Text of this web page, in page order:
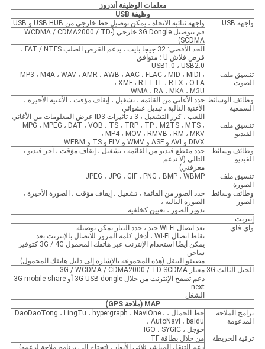
معلمات الوظيفة أندروز
وظيفة USB
واجهة USB
واجهة ثنائية الاتجاه ، يمكن توصيل خط خارجي من USB HUB و USB.
قم بتوصيل 3G Dongle خارجي (WCDMA / CDMA2000 / TD-
SCDMA)
الحد الأقصى: 32 جيجا بايت ، يدعم القرص الصلب FAT / NTFS ،
قرص فلاش U ؛ متوافق
USB1.0 ، USB2.0
تنسيق ملف
الصوت
MP3 ، M4A ، WAV ، AMR ، AWB ، AAC ، FLAC ، MID ، MIDI ،
XMF ، RTTTL ، RTX ، OTA ،
WMA ، RA ، MKA ، M3U
وظائف الوسائط
السمعية
حدد الأغاني من القائمة ، تشغيل ، إيقاف مؤقت ، الأغنية الأخيرة ،
الأغنية التالية ، تبديل عشوائي
اللعب ، كرر التشغيل ، 3 د تأثيرات ID3 عرض المعلومات من الأغاني
تنسيق ملف
الفيديو
MPG ، MPEG ، DAT ، VOB ، TS ، TRP ، TP ، M2TS ، MTS ،
MP4 ، MOV ، RMVB ، RM ، MKV ،
DIVX و AVI و ASF و WMV و FLV و TS و WEBM.
وظائف وسائط
الفيديو
حدد مقطع فيديو من القائمة ، تشغيل ، إيقاف مؤقت ، آخر فيديو ،
التالي (لا تدعم
معرفتي)
تنسيق ملف
الصورة
JPEG ، JPG ، GIF ، PNG ، BMP ، WBMP
وظائف وسائط
الصور
حدد الصور من القائمة ، تشغيل ، إيقاف مؤقت ، الصورة الأخيرة ،
الصورة التالية ،
تدوير الصور ، تعيين كخلفية.
إنترنت
واي فاي
بعد اتصال Wi-Fi جيد ، حدد التيار يمكن توصيله
نقاط اتصال Wi-Fi ، أدخل كلمة المرور للاتصال بالإنترنت بعد
يمكن أيضًا استخدام الإنترنت عبر هاتفك المحمول 3G / 4G كتوفير
ساخن
مضيفو التنقل (هذه المجموعة بالإشارة إلى دليل هاتفك المحمول)
الجيل الثالث 3G
معيار 3G / WCDMA / CDMA2000 / TD-SCDMA
دعم تصفح الإنترنت من خلال 3G USB dongle أو 3G mobile share
next
الشغل
MAP (ملاحة GPS)
برامج الملاحة
المدعومة
خط الجمال ، DaoDaoTong ، LingTu ، hypergraph ، NaviOne ،
AutoNavi ، baidu ،
جوجل ، IGO ، SYGIC
ترقية الخريطة
من خلال بطاقة TF
دعم التنقل المباشر ثلاثي الأبعاد ، (تحتاج إلى برنامج ملاحة لدعمه)